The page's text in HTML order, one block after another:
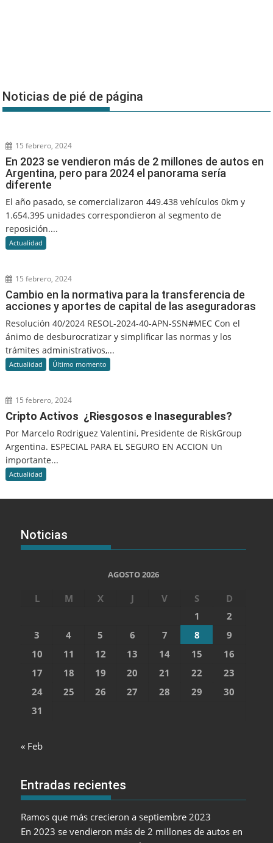
Noticias de pié de página
15 febrero, 2024
En 2023 se vendieron más de 2 millones de autos en
Argentina, pero para 2024 el panorama sería
diferente
El año pasado, se comercializaron 449.438 vehículos 0km y
1.654.395 unidades correspondieron al segmento de
reposición....
Actualidad
15 febrero, 2024
Cambio en la normativa para la transferencia de
acciones y aportes de capital de las aseguradoras
Resolución 40/2024 RESOL-2024-40-APN-SSN#MEC Con el
ánimo de desburocratizar y simplificar las normas y los
trámites administrativos,...
Actualidad Último momento
15 febrero, 2024
Cripto Activos ¿Riesgosos e Inasegurables?
Por Marcelo Rodriguez Valentini, Presidente de RiskGroup
Argentina. ESPECIAL PARA EL SEGURO EN ACCION Un
importante...
Actualidad
Noticias
AGOSTO 2026
L M X J V S
D
1
2
3
4 5 6 7 8
9
10
11 12 13 14 15
16
17
18 19 20 21 22
23
24
25 26 27 28 29
30
31
« Feb
Entradas recientes
Ramos que más crecieron a septiembre 2023
En 2023 se vendieron más de 2 millones de autos en